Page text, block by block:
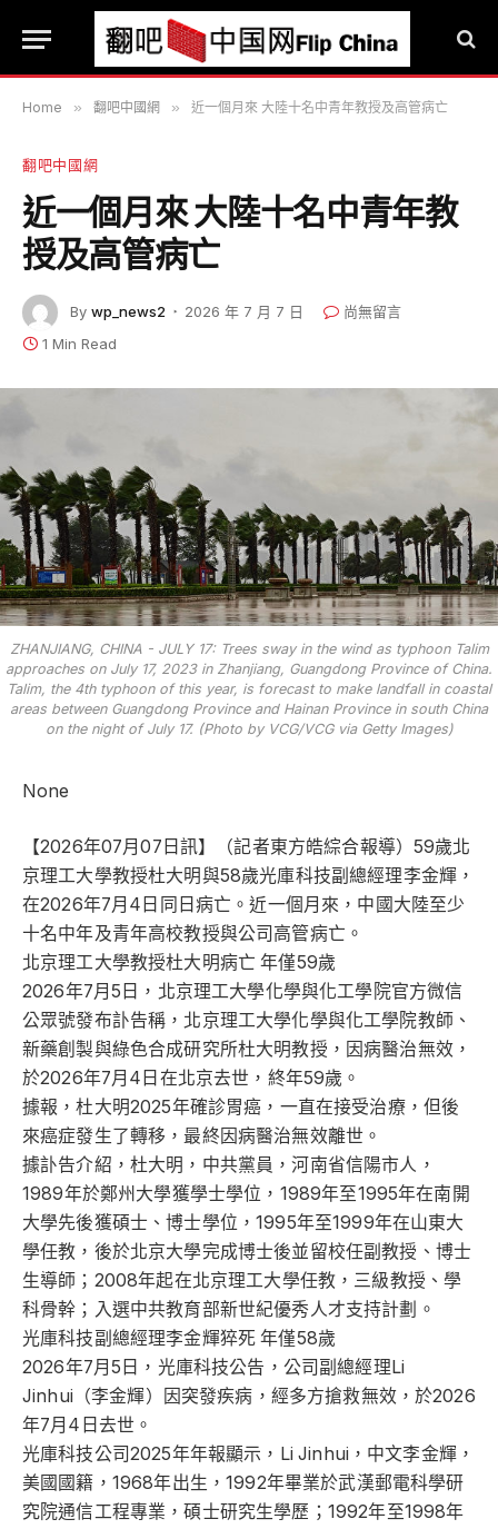
Home » 翻吧中國網 » 近一個月來 大陸十名中青年教授及高管病亡
翻吧中國網
近一個月來 大陸十名中青年教
授及高管病亡
By wp_news2 2026 年 7 月 7 日
尚無留言
1 Min Read
ZHANJIANG, CHINA - JULY 17: Trees sway in the wind as typhoon Talim
approaches on July 17, 2023 in Zhanjiang, Guangdong Province of China.
Talim, the 4th typhoon of this year, is forecast to make landfall in coastal
areas between Guangdong Province and Hainan Province in south China
on the night of July 17. (Photo by VCG/VCG via Getty Images)
None
【2026年07月07日訊】（記者東方皓綜合報導）59歲北
京理工大學教授杜大明與58歲光庫科技副總經理李金輝，
在2026年7月4日同日病亡。近一個月來，中國大陸至少
十名中年及青年高校教授與公司高管病亡。
北京理工大學教授杜大明病亡 年僅59歲
2026年7月5日，北京理工大學化學與化工學院官方微信
公眾號發布訃告稱，北京理工大學化學與化工學院教師、
新藥創製與綠色合成研究所杜大明教授，因病醫治無效，
於2026年7月4日在北京去世，終年59歲。
據報，杜大明2025年確診胃癌，一直在接受治療，但後
來癌症發生了轉移，最終因病醫治無效離世。
據訃告介紹，杜大明，中共黨員，河南省信陽市人，
1989年於鄭州大學獲學士學位，1989年至1995年在南開
大學先後獲碩士、博士學位，1995年至1999年在山東大
學任教，後於北京大學完成博士後並留校任副教授、博士
生導師；2008年起在北京理工大學任教，三級教授、學
科骨幹；入選中共教育部新世紀優秀人才支持計劃。
光庫科技副總經理李金輝猝死 年僅58歲
2026年7月5日，光庫科技公告，公司副總經理Li
Jinhui（李金輝）因突發疾病，經多方搶救無效，於2026
年7月4日去世。
光庫科技公司2025年年報顯示，Li Jinhui，中文李金輝，
美國國籍，1968年出生，1992年畢業於武漢郵電科學研
究院通信工程專業，碩士研究生學歷；1992年至1998年